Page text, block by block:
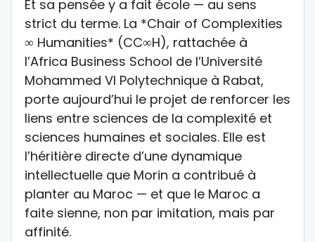
Et sa pensée y a fait école — au sens
strict du terme. La *Chair of Complexities
∞ Humanities* (CC∞H), rattachée à
l’Africa Business School de l’Université
Mohammed VI Polytechnique à Rabat,
porte aujourd’hui le projet de renforcer les
liens entre sciences de la complexité et
sciences humaines et sociales. Elle est
l’héritière directe d’une dynamique
intellectuelle que Morin a contribué à
planter au Maroc — et que le Maroc a
faite sienne, non par imitation, mais par
affinité.